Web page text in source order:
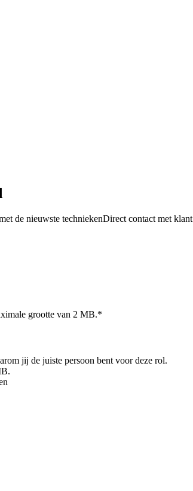
de nieuwste techniekenDirect contact met klant
grootte van 2 MB.*
jij de juiste persoon bent voor deze rol.